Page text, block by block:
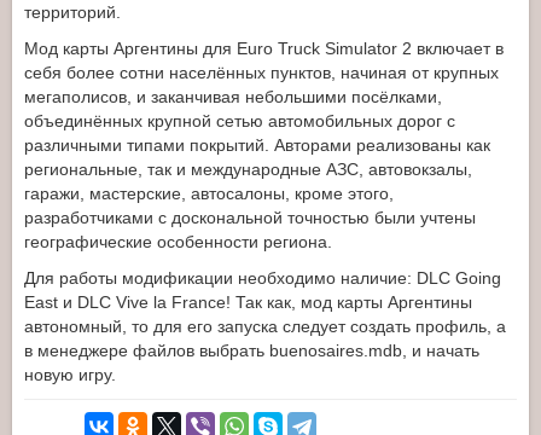
территорий.
Мод карты Аргентины для Euro Truck Simulator 2 включает в
себя более сотни населённых пунктов, начиная от крупных
мегаполисов, и заканчивая небольшими посёлками,
объединённых крупной сетью автомобильных дорог с
различными типами покрытий. Авторами реализованы как
региональные, так и международные АЗС, автовокзалы,
гаражи, мастерские, автосалоны, кроме этого,
разработчиками с доскональной точностью были учтены
географические особенности региона.
Для работы модификации необходимо наличие: DLC Going
East и DLC Vive la France! Так как, мод карты Аргентины
автономный, то для его запуска следует создать профиль, а
в менеджере файлов выбрать buenosaires.mdb, и начать
новую игру.